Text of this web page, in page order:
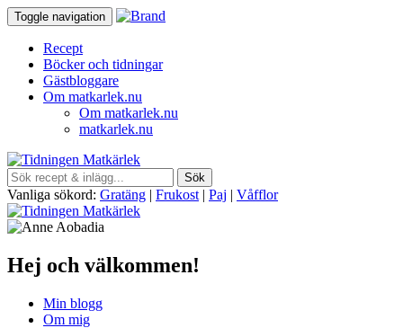
Toggle navigation
Recept
Böcker och tidningar
Gästbloggare
Om matkarlek.nu
Om matkarlek.nu
matkarlek.nu
Vanliga sökord: Gratäng | Frukost | Paj | Våfflor
Hej och välkommen!
Min blogg
Om mig